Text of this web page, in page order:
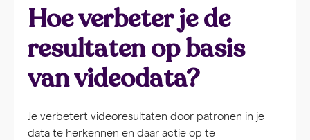
Hoe verbeter je de
resultaten op basis
van videodata?
Je verbetert videoresultaten door patronen in je
data te herkennen en daar actie op te